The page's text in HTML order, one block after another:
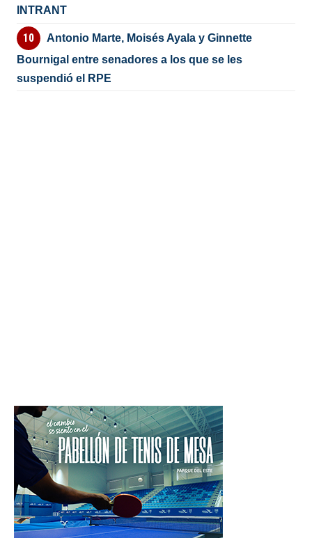
INTRANT
Antonio Marte, Moisés Ayala y Ginnette
Bournigal entre senadores a los que se les
suspendió el RPE